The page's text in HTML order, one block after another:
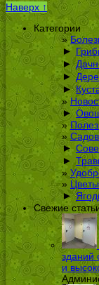
Наверх ↑
Категории
►
►
►
►
►
►
►
Цветы
►
Свежие
зданий
и